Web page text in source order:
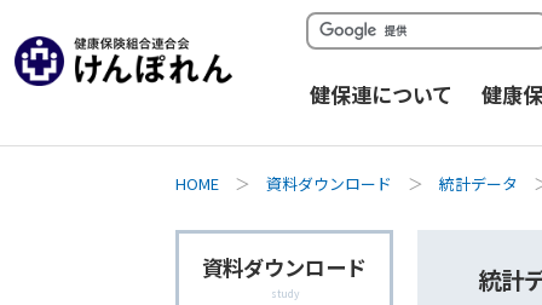
健保連について 健康
HOME ＞ 資料ダウンロード ＞ 統計データ
統計
資料ダウンロード
study